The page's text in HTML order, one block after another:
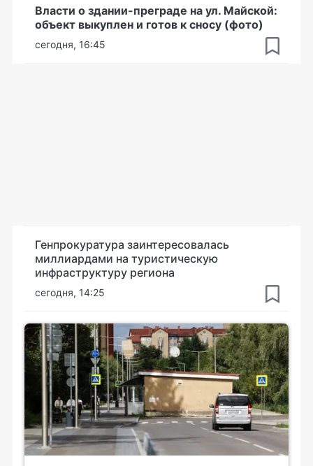
Власти о здании-преграде на ул. Майской:
объект выкуплен и готов к сносу (фото)
сегодня, 16:45
Генпрокуратура заинтересовалась
миллиардами на туристическую
инфраструктуру региона
сегодня, 14:25